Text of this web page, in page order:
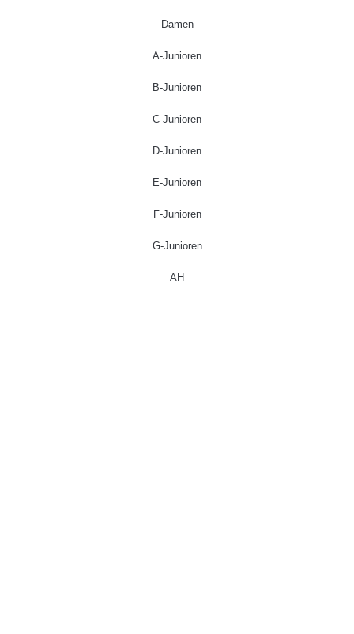
Damen
A-Junioren
B-Junioren
C-Junioren
D-Junioren
E-Junioren
F-Junioren
G-Junioren
AH